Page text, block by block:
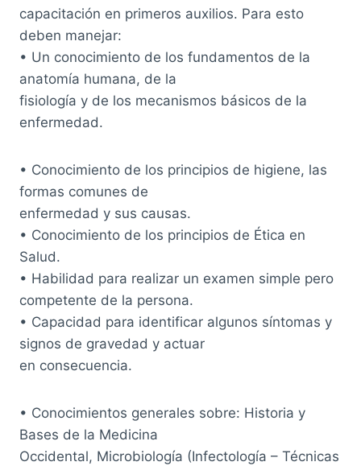
capacitación en primeros auxilios. Para esto
deben manejar:
• Un conocimiento de los fundamentos de la
anatomía humana, de la
fisiología y de los mecanismos básicos de la
enfermedad.
• Conocimiento de los principios de higiene, las
formas comunes de
enfermedad y sus causas.
• Conocimiento de los principios de Ética en
Salud.
• Habilidad para realizar un examen simple pero
competente de la persona.
• Capacidad para identificar algunos síntomas y
signos de gravedad y actuar
en consecuencia.
• Conocimientos generales sobre: Historia y
Bases de la Medicina
Occidental, Microbiología (Infectología – Técnicas